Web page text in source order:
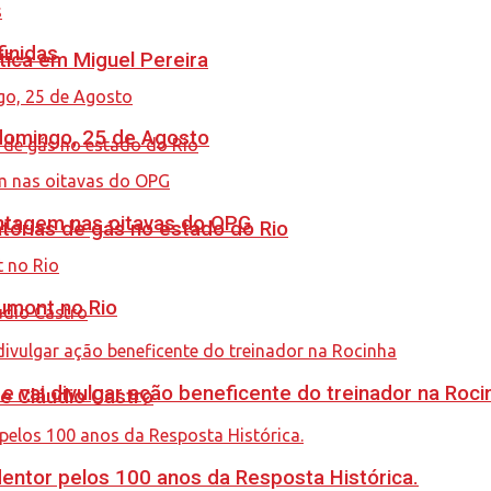
em Miguel Pereira
de gás no estado do Rio
Cláudio Castro
25 de Agosto
nas oitavas do OPG
no Rio
vai divulgar ação beneficente do treinador na
pelos 100 anos da Resposta Histórica.